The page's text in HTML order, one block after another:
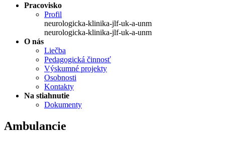
Pracovisko
Profil
neurologicka-klinika-jlf-uk-a-unm
neurologicka-klinika-jlf-uk-a-unm
O nás
Liečba
Pedagogická činnosť
Výskumné projekty
Osobnosti
Kontakty
Na stiahnutie
Dokumenty
Ambulancie